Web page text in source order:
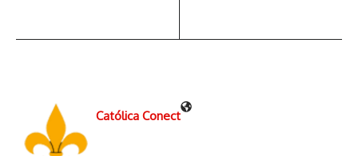
Católica Conect